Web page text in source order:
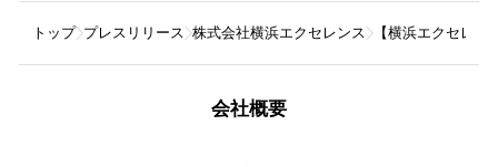
トップ プレスリリース 株式会社横浜エクセレンス 【横浜エクセレ
会社概要